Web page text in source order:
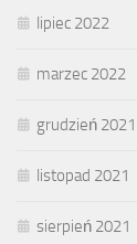
lipiec 2022
marzec 2022
grudzień 2021
listopad 2021
sierpień 2021